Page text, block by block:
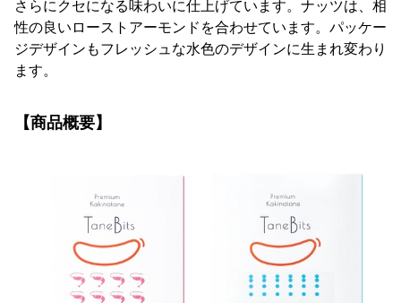
さらにクセになる味わいに仕上げています。ナッツは、相
性の良いローストアーモンドを合わせています。パッケー
ジデザインもフレッシュな水色のデザインに生まれ変わり
ます。
【商品概要】